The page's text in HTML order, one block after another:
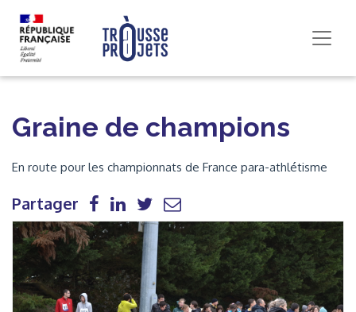
Graine de champions
En route pour les championnats de France para-athlétisme
Partager